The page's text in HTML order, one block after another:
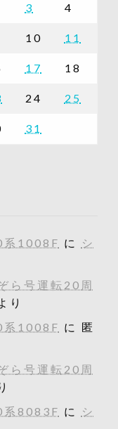
3 4
10 11
17 18
24 25
31
系1008F に
シ
ら号運転20周
り
系1008F に 匿
ら号運転20周
系8083F に
シ